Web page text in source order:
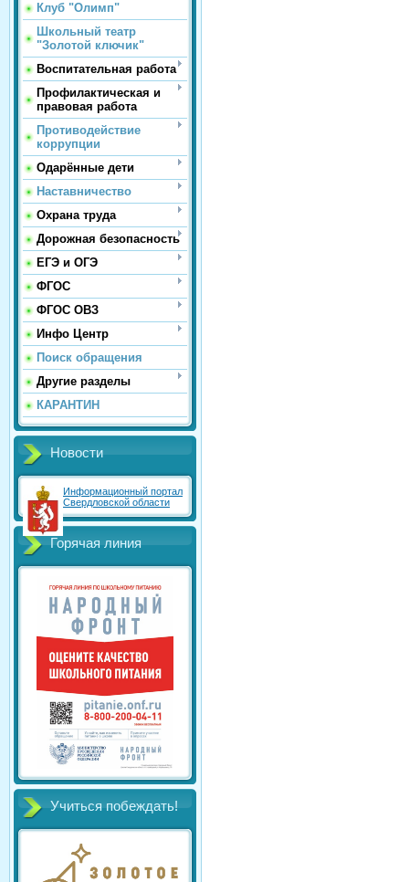
Клуб "Олимп"
Школьный театр
"Золотой ключик"
Воспитательная работа
Профилактическая и
правовая работа
Противодействие
коррупции
Одарённые дети
Наставничество
Охрана труда
Дорожная безопасность
ЕГЭ и ОГЭ
ФГОС
ФГОС ОВЗ
Инфо Центр
Поиск обращения
Другие разделы
КАРАНТИН
Новости
Информационный портал
Свердловской области
Горячая линия
Учиться побеждать!